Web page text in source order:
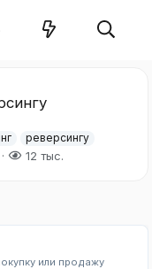
реверсингу
12 тыс.
или продажу